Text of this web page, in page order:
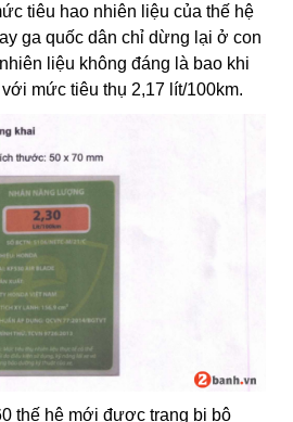
tiêu hao nhiên liệu của thế hệ
ga quốc dân chỉ dừng lại ở con
liệu không đáng là bao khi
mức tiêu thụ 2,17 lít/100km.
thế hệ mới được trang bị bộ